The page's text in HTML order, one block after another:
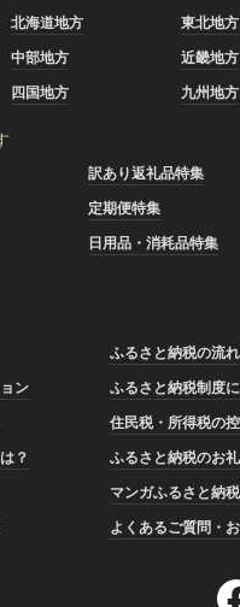
北海道地方
東北地方
中部地方
近畿地方
四国地方 九州地方
訳あり返礼品特集
定期便特集
日用品・消耗品特集
ふるさと納税の流れ
ン
ふるさと納税制度
住民税・所得税の
？
ふるさと納税のお
マンガふるさと納税
よくあるご質問・